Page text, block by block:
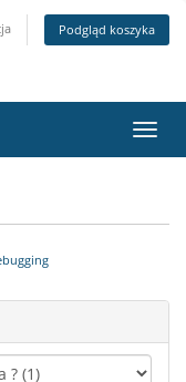
Podgląd koszyka